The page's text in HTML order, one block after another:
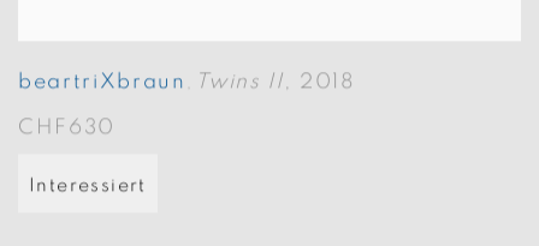
beartriXbraun Twins II, 2018
CHF630
Interessiert